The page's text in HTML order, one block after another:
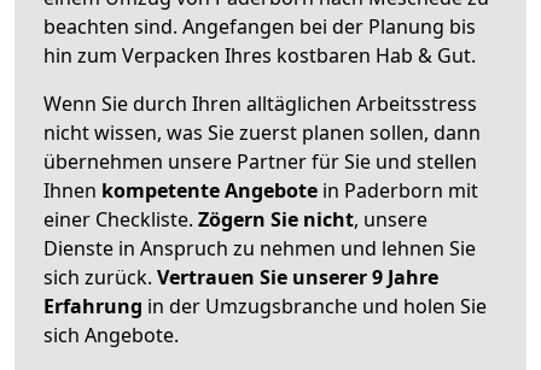
beachten sind. Angefangen bei der Planung bis
hin zum Verpacken Ihres kostbaren Hab & Gut.
Wenn Sie durch Ihren alltäglichen Arbeitsstress
nicht wissen, was Sie zuerst planen sollen, dann
übernehmen unsere Partner für Sie und stellen
Ihnen kompetente Angebote in Paderborn mit
einer Checkliste. Zögern Sie nicht, unsere
Dienste in Anspruch zu nehmen und lehnen Sie
sich zurück. Vertrauen Sie unserer 9 Jahre
Erfahrung in der Umzugsbranche und holen Sie
sich Angebote.